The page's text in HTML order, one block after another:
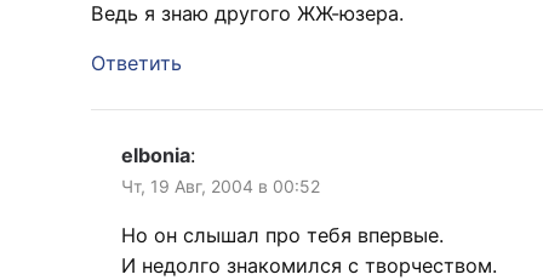
Ведь я знаю другого ЖЖ-юзера.
Ответить
elbonia:
Чт, 19 Авг, 2004 в 00:52
Но он слышал про тебя впервые.
И недолго знакомился с творчеством.